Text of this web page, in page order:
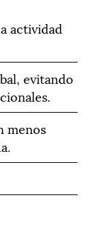
actividad
evitando
menos